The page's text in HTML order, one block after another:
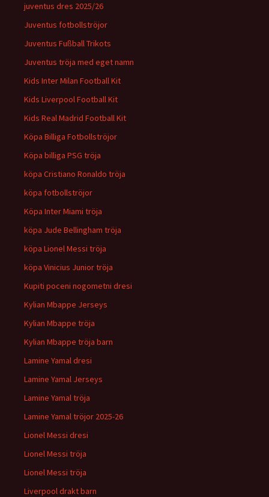
juventus dres 2025/26
Juventus fotbollströjor
Juventus Fußball Trikots
Juventus tröja med eget namn
Kids Inter Milan Football Kit
Kids Liverpool Football Kit
Kids Real Madrid Football Kit
Köpa Billiga Fotbollströjor
Köpa billiga PSG tröja
köpa Cristiano Ronaldo tröja
köpa fotbollströjor
Köpa Inter Miami tröja
köpa Jude Bellingham tröja
köpa Lionel Messi tröja
köpa Vinicius Junior tröja
Kupiti poceni nogometni dresi
Kylian Mbappe Jerseys
Kylian Mbappe tröja
Kylian Mbappe tröja barn
Lamine Yamal dresi
Lamine Yamal Jerseys
Lamine Yamal tröja
Lamine Yamal tröjor 2025-26
Lionel Messi dresi
Lionel Messi tröja
Lionel Messi tröja
Liverpool drakt barn